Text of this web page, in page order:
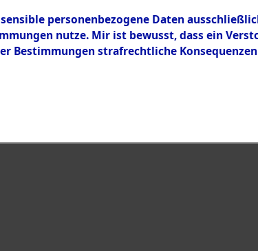
personenbezogene Daten
nutze. Mir ist bewusst, dass ein
Bestimmungen strafrechtliche